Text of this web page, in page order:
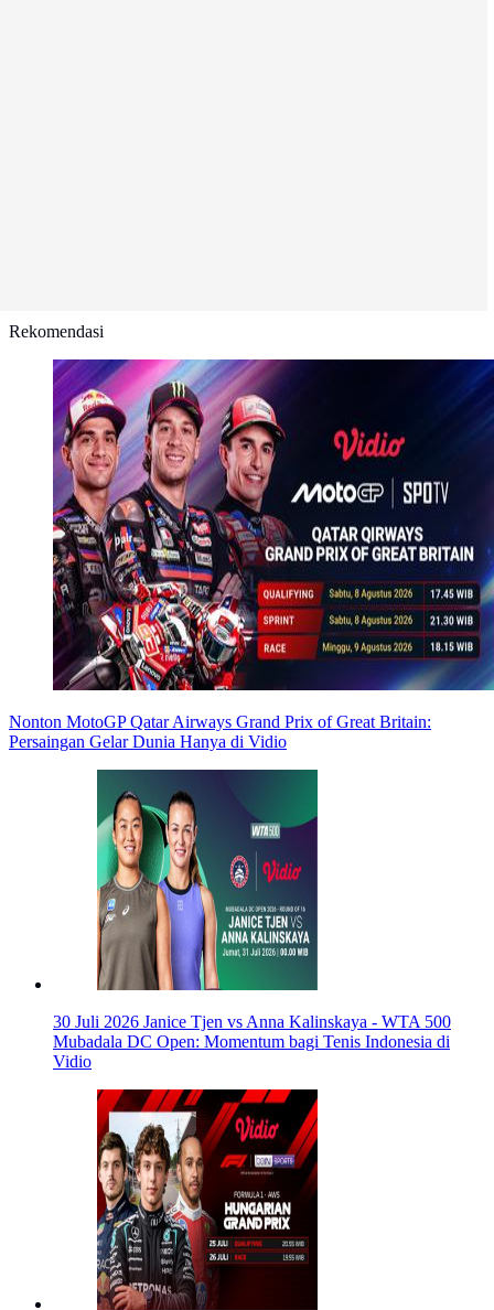
Rekomendasi
Nonton MotoGP Qatar Airways Grand Prix of Great Britain:
Persaingan Gelar Dunia Hanya di Vidio
30 Juli 2026 Janice Tjen vs Anna Kalinskaya - WTA 500
Mubadala DC Open: Momentum bagi Tenis Indonesia di
Vidio